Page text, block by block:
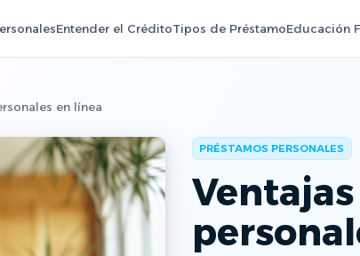
Entender el CréditoTipos de PréstamoEducación
en línea
PRÉSTAMOS PERSONALES